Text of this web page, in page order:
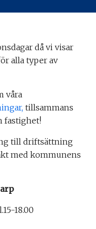
då vi visar
alla typer av
våra
tillsammans
fastighet!
till driftsättning
med kommunens
18.00